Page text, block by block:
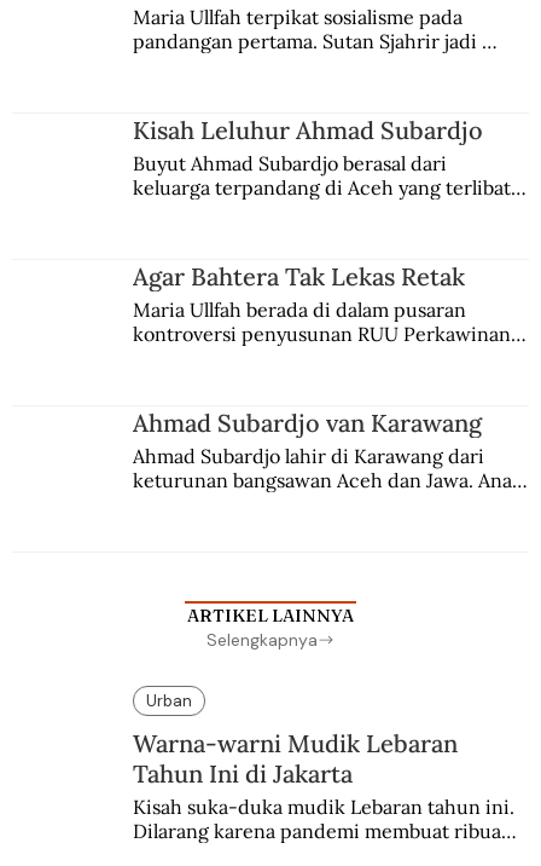
Maria Ullfah terpikat sosialisme pada
pandangan pertama. Sutan Sjahrir jadi
Kisah Leluhur Ahmad Subardjo
Buyut Ahmad Subardjo berasal dari
keluarga terpandang di Aceh yang terlibat
Agar Bahtera Tak Lekas Retak
Maria Ullfah berada di dalam pusaran
kontroversi penyusunan RUU Perkawinan.
Ahmad Subardjo van Karawang
Ahmad Subardjo lahir di Karawang dari
keturunan bangsawan Aceh dan Jawa. Anak
ARTIKEL LAINNYA
Selengkapnya
Urban
Warna-warni Mudik Lebaran
Tahun Ini di Jakarta
Kisah suka-duka mudik Lebaran tahun ini.
Dilarang karena pandemi membuat ribuan